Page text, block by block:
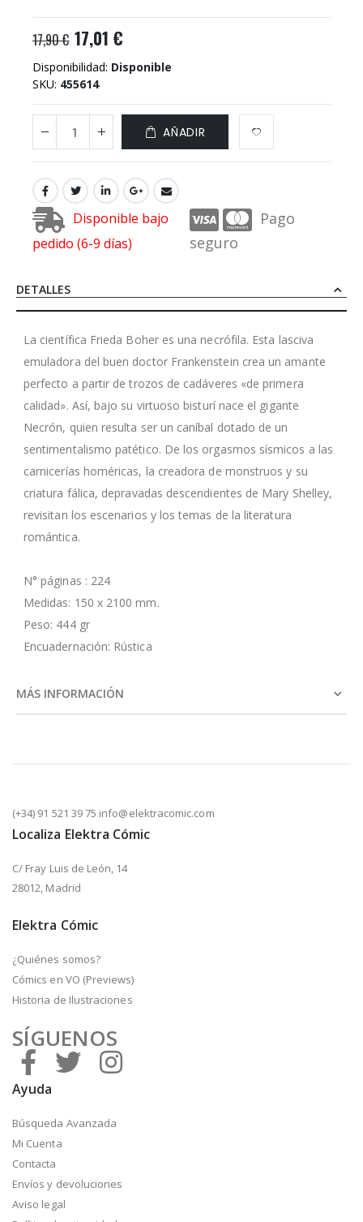
17,90 € 17,01 €
Disponibilidad: Disponible
SKU 455614
AÑADIR
Disponible bajo
pedido (6-9 días)
Pago
seguro
DETALLES
La científica Frieda Boher es una necrófila. Esta lasciva
emuladora del buen doctor Frankenstein crea un amante
perfecto a partir de trozos de cadáveres «de primera
calidad». Así, bajo su virtuoso bisturí nace el gigante
Necrón, quien resulta ser un caníbal dotado de un
sentimentalismo patético. De los orgasmos sísmicos a las
carnicerías homéricas, la creadora de monstruos y su
criatura fálica, depravadas descendientes de Mary Shelley,
revisitan los escenarios y los temas de la literatura
romántica.
N° páginas : 224
Medidas: 150 x 2100 mm.
Peso: 444 gr
Encuadernación: Rústica
MÁS INFORMACIÓN
(+34) 91 521 39 75 info@elektracomic.com
Localiza Elektra Cómic
C/ Fray Luis de León, 14
28012, Madrid
Elektra Cómic
¿Quiénes somos?
Cómics en VO (Previews)
Historia de Ilustraciones
SÍGUENOS
Ayuda
Búsqueda Avanzada
Mi Cuenta
Contacta
Envíos y devoluciones
Aviso legal